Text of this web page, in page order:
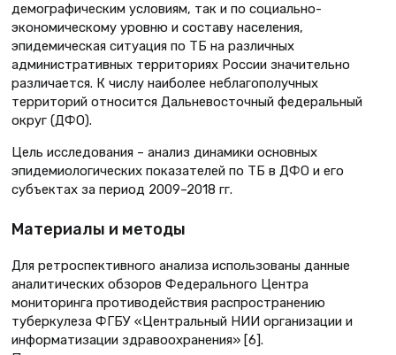
демографическим условиям, так и по социально-
экономическому уровню и составу населения,
эпидемическая ситуация по ТБ на различных
административных территориях России значительно
различается. К числу наиболее неблагополучных
территорий относится Дальневосточный федеральный
округ (ДФО).
Цель исследования – анализ динамики основных
эпидемиологических показателей по ТБ в ДФО и его
субъектах за период 2009–2018 гг.
Материалы и методы
Для ретроспективного анализа использованы данные
аналитических обзоров Федерального Центра
мониторинга противодействия распространению
туберкулеза ФГБУ «Центральный НИИ организации и
информатизации здравоохранения» [6].